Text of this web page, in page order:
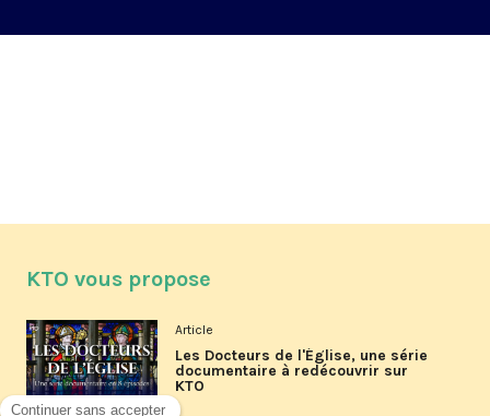
KTO vous propose
Article
Les Docteurs de l'Église, une série
documentaire à redécouvrir sur
KTO